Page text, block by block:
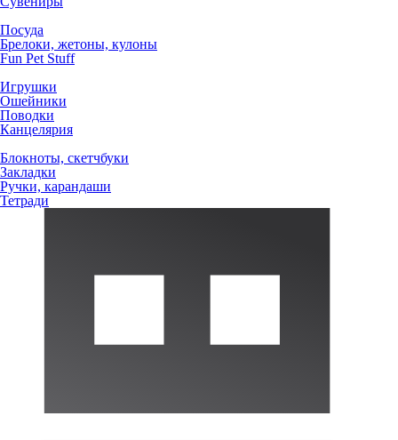
Посуда
Брелоки, жетоны, кулоны
Fun Pet Stuff
Игрушки
Ошейники
Поводки
Канцелярия
Блокноты, скетчбуки
Закладки
Ручки, карандаши
Тетради